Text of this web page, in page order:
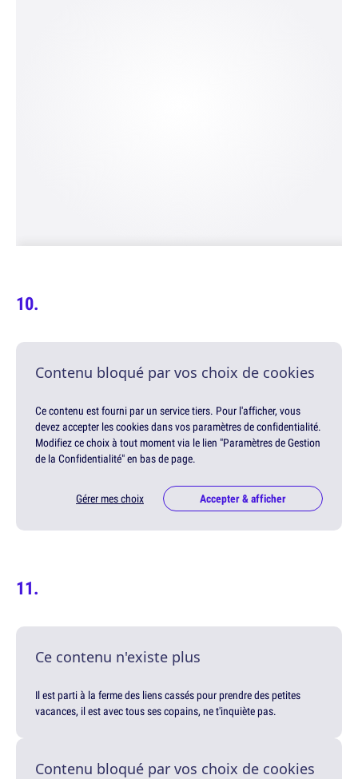
Contenu bloqué par vos choix de cookies
Ce contenu est fourni par un service tiers. Pour l'afficher, vous
devez accepter les cookies dans vos paramètres de confidentialité.
Modifiez ce choix à tout moment via le lien "Paramètres de Gestion
de la Confidentialité" en bas de page.
Gérer mes choix Accepter & afficher
Ce contenu n'existe plus
Il est parti à la ferme des liens cassés pour prendre des petites
vacances, il est avec tous ses copains, ne t'inquiète pas.
Contenu bloqué par vos choix de cookies